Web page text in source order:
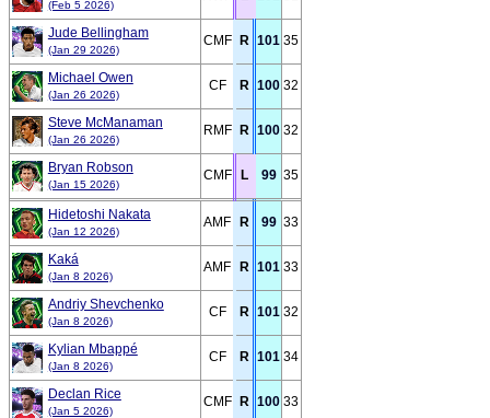
(Feb 5 2026)
Jude Bellingham
(Jan 29 2026)
CMF R 101 35
Michael Owen
(Jan 26 2026)
CF R 100 32
Steve McManaman
(Jan 26 2026)
RMF R 100 32
Bryan Robson
(Jan 15 2026)
CMF L 99 35
Hidetoshi Nakata
(Jan 12 2026)
AMF R 99 33
Kaká
(Jan 8 2026)
AMF R 101 33
Andriy Shevchenko
(Jan 8 2026)
CF R 101 32
Kylian Mbappé
(Jan 8 2026)
CF R 101 34
Declan Rice
(Jan 5 2026)
CMF R 100 33